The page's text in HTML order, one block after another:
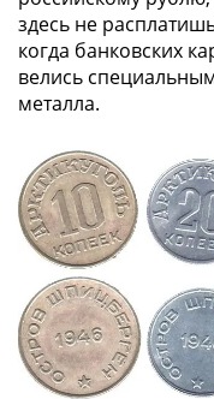
(10р)
ГВС
аналогичные
200
лет
Победы
1812
лет
Победы
здесь не
когда банковских
велись
металла.
Получите
новинок
С бесплатной
✅